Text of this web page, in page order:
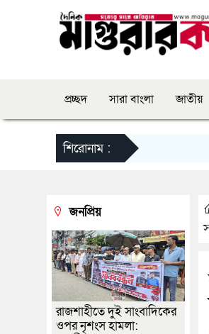
প্রচ্ছদ সারা বাংলা জাতীয়
শিরোনাম :
জনপ্রিয়
রাজশাহীতে দুই সাংবাদিকের
ওপর নৃশংস হামলা: